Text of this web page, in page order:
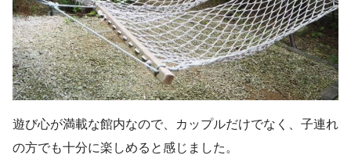
遊び心が満載な館内なので、カップルだけでなく、子連れ
の方でも十分に楽しめると感じました。